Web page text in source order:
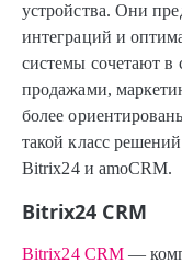
устройства. Они
интеграций и
системы сочетают
продажами,
более
такой класс
Bitrix24 и amoCRM.
Bitrix24 CRM
Bitrix24 CRM—